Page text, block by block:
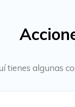
tienes algunas